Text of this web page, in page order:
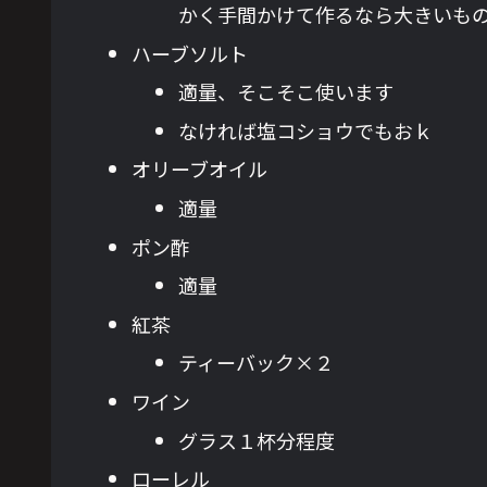
かく手間かけて作るなら大きいも
ハーブソルト
適量、そこそこ使います
なければ塩コショウでもおｋ
オリーブオイル
適量
ポン酢
適量
紅茶
ティーバック×２
ワイン
グラス１杯分程度
ローレル